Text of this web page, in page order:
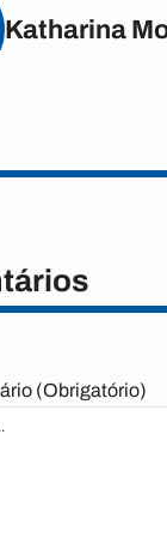
Katharina
(Obrigatório)